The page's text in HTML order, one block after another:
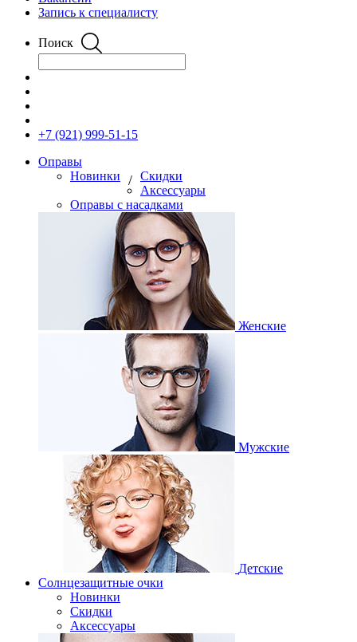
Запись к специалисту
Поиск
+7 (921) 999-51-15
Оправы
Новинки
/ Скидки
Аксессуары
Оправы с насадками
Женские
Мужские
Детские
Солнцезащитные очки
Новинки
Скидки
Аксессуары